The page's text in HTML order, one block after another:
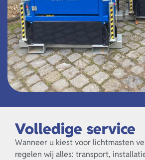
Volledige service
Wanneer u kiest voor lichtmasten
regelen wij alles: transport,